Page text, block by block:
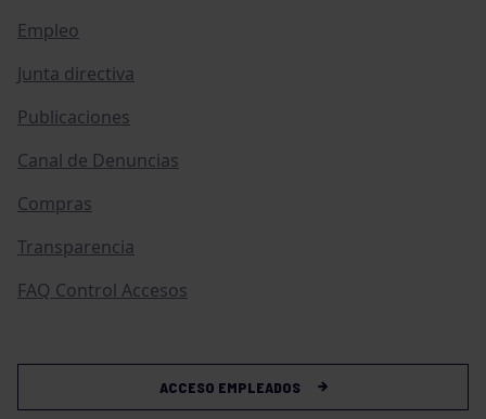
Empleo
Junta directiva
Publicaciones
Canal de Denuncias
Compras
Transparencia
FAQ Control Accesos
ACCESO EMPLEADOS